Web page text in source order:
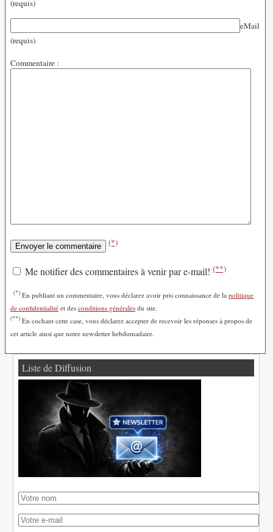
(requis)
eMail
(requis)
Commentaire :
(*)
Me notifier des commentaires à venir par e-mail! (**)
(*) En publiant un commentaire, vous déclarez avoir pris connaissance de la politique
de confidentialité et des conditions générales du site.
(**) En cochant cette case, vous déclarez accepter de recevoir les réponses à propos de
cet article ainsi que notre newsletter hebdomadaire.
Liste de Diffusion